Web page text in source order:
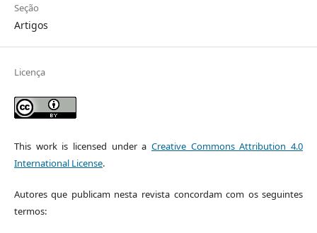
Seção
Artigos
Licença
This work is licensed under aCreative Commons Attribution 4.0
International License.
Autores que publicam nesta revista concordam com os seguintes
termos: